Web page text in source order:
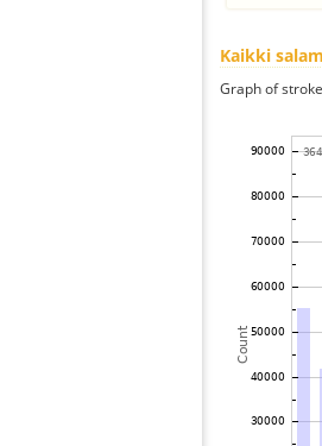
Kaikki
Graph of